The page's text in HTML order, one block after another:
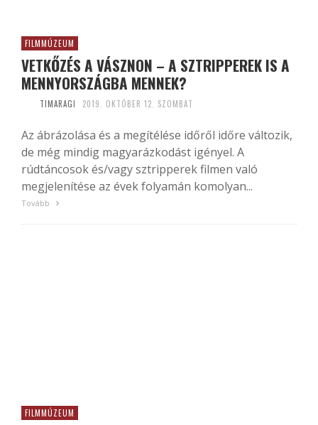
FILMMÚZEUM
VETKŐZÉS A VÁSZNON – A SZTRIPPEREK IS A
MENNYORSZÁGBA MENNEK?
TIMARAGI 2019. OKTÓBER 12. SZOMBAT
Az ábrázolása és a megítélése időről időre változik,
de még mindig magyarázkodást igényel. A
rúdtáncosok és/vagy sztripperek filmen való
megjelenítése az évek folyamán komolyan...
Tovább
FILMMÚZEUM